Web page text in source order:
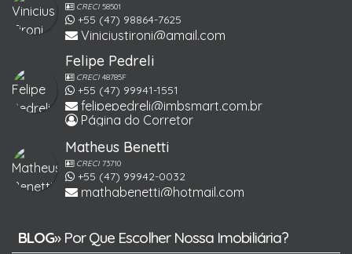
CRECI58501
+55 (47) 98864-7625
Viniciustironi@gmail.com
Felipe Pedreli
CRECI48785F
+55 (47) 99941-1551
felipepedreli@imbsmart.com.br
Página do Corretor
Matheus Benetti
CRECI73710
+55 (47) 99942-0032
mathabenetti@hotmail.com
BLOG» Por Que Escolher Nossa Imobiliária?